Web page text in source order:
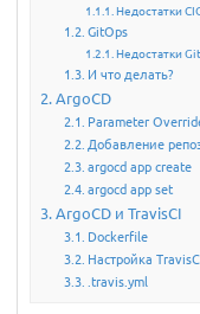
Недостатки
GitOps
Недостатки
И что делать?
ArgoCD
Parameter
Добавление
argocd app create
argocd app set
ArgoCD и TravisCI
Dockerfile
Настройка
.travis.yml